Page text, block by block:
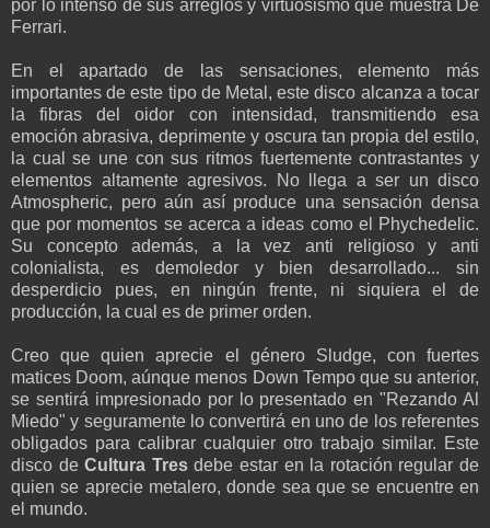
por lo intenso de sus arreglos y virtuosismo que muestra De
Ferrari.
En el apartado de las sensaciones, elemento más
importantes de este tipo de Metal, este disco alcanza a tocar
la fibras del oidor con intensidad, transmitiendo esa
emoción abrasiva, deprimente y oscura tan propia del estilo,
la cual se une con sus ritmos fuertemente contrastantes y
elementos altamente agresivos. No llega a ser un disco
Atmospheric, pero aún así produce una sensación densa
que por momentos se acerca a ideas como el Phychedelic.
Su concepto además, a la vez anti religioso y anti
colonialista, es demoledor y bien desarrollado... sin
desperdicio pues, en ningún frente, ni siquiera el de
producción, la cual es de primer orden.
Creo que quien aprecie el género Sludge, con fuertes
matices Doom, aúnque menos Down Tempo que su anterior,
se sentirá impresionado por lo presentado en "Rezando Al
Miedo" y seguramente lo convertirá en uno de los referentes
obligados para calibrar cualquier otro trabajo similar. Este
disco deCultura Tresdebe estar en la rotación regular de
quien se aprecie metalero, donde sea que se encuentre en
el mundo.